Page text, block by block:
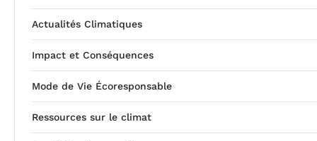
Actualités Climatiques
Impact et Conséquences
Mode de Vie Écoresponsable
Ressources sur le climat